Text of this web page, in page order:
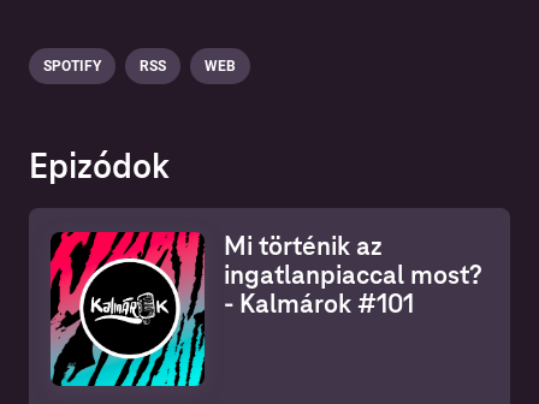
SPOTIFY RSS WEB
Epizódok
Mi történik az
ingatlanpiaccal most?
- Kalmárok #101